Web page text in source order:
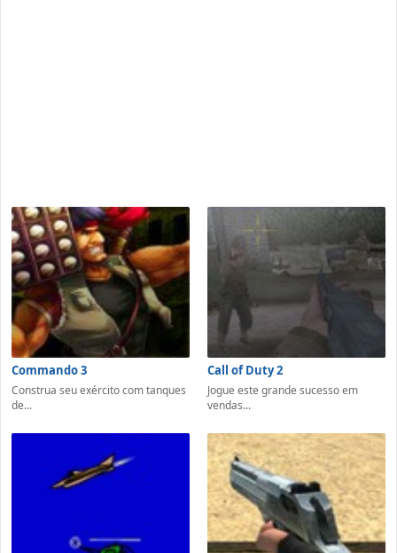
Commando 3
Construa seu exército com tanques
de...
Call of Duty 2
Jogue este grande sucesso em
vendas...